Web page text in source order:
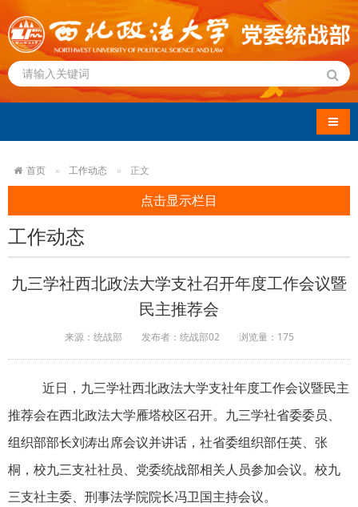
导航
首页 工作动态 正文
点击显示栏目
工作动态
九三学社西北政法大学支社召开年度工作会议暨
民主推荐会
来源：统战部 发布者：统战部02 浏览量： 175
近日，九三学社西北政法大学支社年度工作会议暨民主
推荐会在西北政法大学雁塔校区召开。九三学社省委委员、
组织部部长刘涛出席会议并讲话，社省委组织部任英、张
桐，校九三支社社员、党委统战部相关人员参加会议。校九
三支社主委、刑事法学院院长冯卫国主持会议。